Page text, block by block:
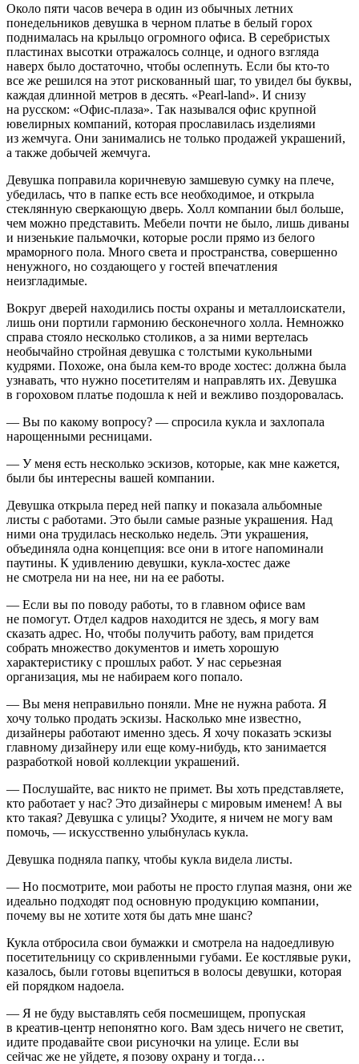
Около пяти часов вечера в один из обычных летних
понедельников девушка в черном платье в белый горох
поднималась на крыльцо огромного офиса. В серебристых
пластинах высотки отражалось солнце, и одного взгляда
наверх было достаточно, чтобы ослепнуть. Если бы кто-то
все же решился на этот рискованный шаг, то увидел бы буквы,
каждая длинной метров в десять. «Pearl-land». И снизу
на русском: «Офис-плаза». Так назывался офис крупной
ювелирных компаний, которая прославилась изделиями
из жемчуга. Они занимались не только продажей украшений,
а также добычей жемчуга.
Девушка поправила коричневую замшевую сумку на плече,
убедилась, что в папке есть все необходимое, и открыла
стеклянную сверкающую дверь. Холл компании был больше,
чем можно представить. Мебели почти не было, лишь диваны
и низенькие пальмочки, которые росли прямо из белого
мраморного пола. Много света и пространства, совершенно
ненужного, но создающего у гостей впечатления
неизгладимые.
Вокруг дверей находились посты охраны и металлоискатели,
лишь они портили гармонию бесконечного холла. Немножко
справа стояло несколько столиков, а за ними вертелась
необычайно стройная девушка с толстыми кукольными
кудрями. Похоже, она была кем-то вроде хостес: должна была
узнавать, что нужно посетителям и направлять их. Девушка
в гороховом платье подошла к ней и вежливо поздоровалась.
— Вы по какому вопросу? — спросила кукла и захлопала
нарощенными ресницами.
— У меня есть несколько эскизов, которые, как мне кажется,
были бы интересны вашей компании.
Девушка открыла перед ней папку и показала альбомные
листы с работами. Это были самые разные украшения. Над
ними она трудилась несколько недель. Эти украшения,
объединяла одна концепция: все они в итоге напоминали
паутины. К удивлению девушки, кукла-хостес даже
не смотрела ни на нее, ни на ее работы.
— Если вы по поводу работы, то в главном офисе вам
не помогут. Отдел кадров находится не здесь, я могу вам
сказать адрес. Но, чтобы получить работу, вам придется
собрать множество документов и иметь хорошую
характеристику с прошлых работ. У нас серьезная
организация, мы не набираем кого попало.
— Вы меня неправильно поняли. Мне не нужна работа. Я
хочу только продать эскизы. Насколько мне известно,
дизайнеры работают именно здесь. Я хочу показать эскизы
главному дизайнеру или еще кому-нибудь, кто занимается
разработкой новой коллекции украшений.
— Послушайте, вас никто не примет. Вы хоть представляете,
кто работает у нас? Это дизайнеры с мировым именем! А вы
кто такая? Девушка с улицы? Уходите, я ничем не могу вам
помочь, — искусственно улыбнулась кукла.
Девушка подняла папку, чтобы кукла видела листы.
— Но посмотрите, мои работы не просто глупая мазня, они же
идеально подходят под основную продукцию компании,
почему вы не хотите хотя бы дать мне шанс?
Кукла отбросила свои бумажки и смотрела на надоедливую
посетительницу со скривленными губами. Ее костлявые руки,
казалось, были готовы вцепиться в волосы девушки, которая
ей порядком надоела.
— Я не буду выставлять себя посмешищем, пропуская
в креатив-центр непонятно кого. Вам здесь ничего не светит,
идите продавайте свои рисуночки на улице. Если вы
сейчас же не уйдете, я позову охрану и тогда…